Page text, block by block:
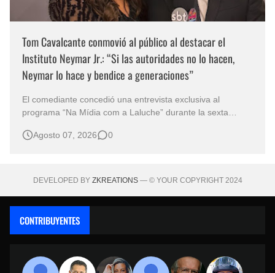
Tom Cavalcante conmovió al público al destacar el
Instituto Neymar Jr.: “Si las autoridades no lo hacen,
Neymar lo hace y bendice a generaciones”
El comediante concedió una entrevista exclusiva al
programa “Na Mídia com a Laluche” durante la sexta
eventos benéficos más importantes de Brasil. En medio del
Agosto 07, 2026 0
DEVELOPED BY ZKREATIONS— © YOUR COPYRIGHT 2024
CONTRIBUYENTES